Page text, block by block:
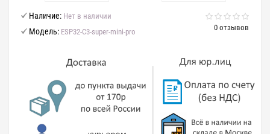
0 отзывов
Наличие: Нет в наличии
Модель: ESP32-C3-super-mini-pro